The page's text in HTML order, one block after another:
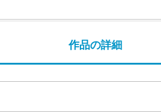
作品の詳細